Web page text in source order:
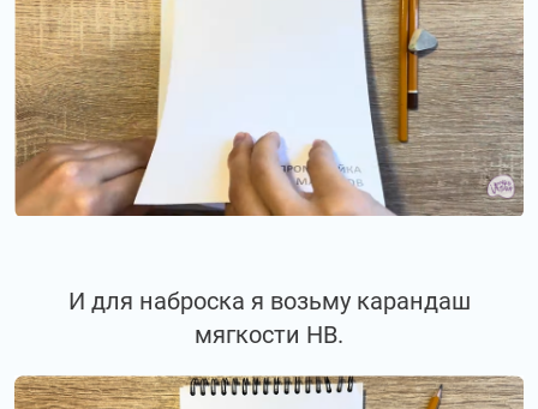
И для наброска я возьму карандаш
мягкости НВ.